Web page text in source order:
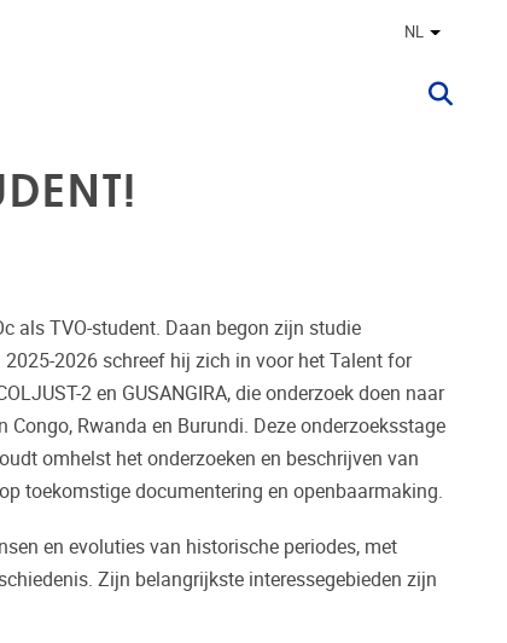
NL Andere
als TVO-student. Daan begon zijn studie
2026 schreef hij zich in voor het Talent for
2 en GUSANGIRA, die onderzoek doen naar
Rwanda en Burundi. Deze onderzoeksstage
omhelst het onderzoeken en beschrijven van
toekomstige documentering en openbaarmaking.
en evoluties van historische periodes, met
Zijn belangrijkste interessegebieden zijn